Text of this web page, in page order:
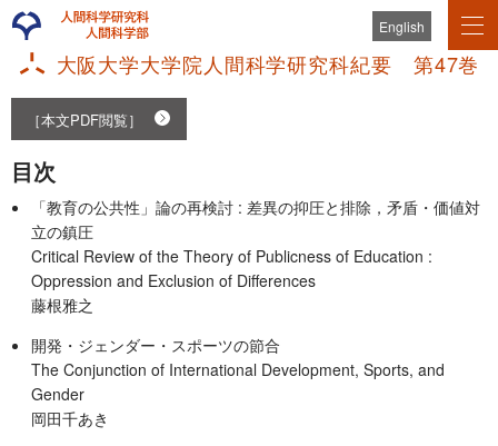
English
大阪大学大学院人間科学研究科紀要 第47巻
［本文PDF閲覧］
目次
「教育の公共性」論の再検討 : 差異の抑圧と排除，矛盾・価値対
立の鎮圧
Critical Review of the Theory of Publicness of Education :
Oppression and Exclusion of Differences
藤根雅之
開発・ジェンダー・スポーツの節合
The Conjunction of International Development, Sports, and
Gender
岡田千あき